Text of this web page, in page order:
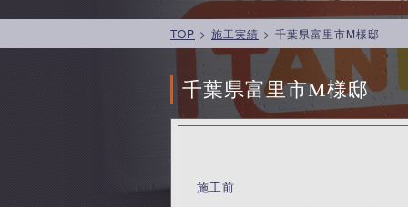
TOP > 施工実績 > 千葉県富里市M様邸
千葉県富里市M様邸
施工前